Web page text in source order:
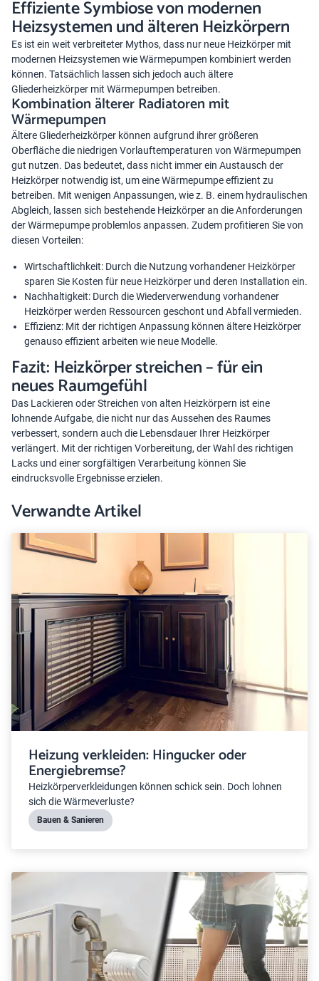
Effiziente Symbiose von modernen
Heizsystemen und älteren Heizkörpern
Es ist ein weit verbreiteter Mythos, dass nur neue Heizkörper mit
modernen Heizsystemen wie Wärmepumpen kombiniert werden
können. Tatsächlich lassen sich jedoch auch ältere
Gliederheizkörper mit Wärmepumpen betreiben.
Kombination älterer Radiatoren mit
Wärmepumpen
Ältere Gliederheizkörper können aufgrund ihrer größeren
Oberfläche die niedrigen Vorlauftemperaturen von Wärmepumpen
gut nutzen. Das bedeutet, dass nicht immer ein Austausch der
Heizkörper notwendig ist, um eine Wärmepumpe effizient zu
betreiben. Mit wenigen Anpassungen, wie z. B. einem hydraulischen
Abgleich, lassen sich bestehende Heizkörper an die Anforderungen
der Wärmepumpe problemlos anpassen. Zudem profitieren Sie von
diesen Vorteilen:
Wirtschaftlichkeit: Durch die Nutzung vorhandener Heizkörper
sparen Sie Kosten für neue Heizkörper und deren Installation ein.
Nachhaltigkeit: Durch die Wiederverwendung vorhandener
Heizkörper werden Ressourcen geschont und Abfall vermieden.
Effizienz: Mit der richtigen Anpassung können ältere Heizkörper
genauso effizient arbeiten wie neue Modelle.
Fazit: Heizkörper streichen – für ein
neues Raumgefühl
Das Lackieren oder Streichen von alten Heizkörpern ist eine
lohnende Aufgabe, die nicht nur das Aussehen des Raumes
verbessert, sondern auch die Lebensdauer Ihrer Heizkörper
verlängert. Mit der richtigen Vorbereitung, der Wahl des richtigen
Lacks und einer sorgfältigen Verarbeitung können Sie
eindrucksvolle Ergebnisse erzielen.
Verwandte Artikel
Heizung verkleiden: Hingucker oder
Energiebremse?
Heizkörperverkleidungen können schick sein. Doch lohnen
sich die Wärmeverluste?
Bauen & Sanieren